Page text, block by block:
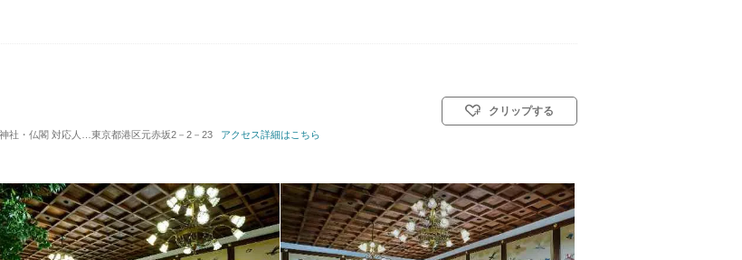
社・仏閣 対応人数: 着席：2名 ～ 409名 挙式スタイル: 神前式／人前式
東京都港区元赤坂2－2－23 アクセス詳細はこちら
クリップする